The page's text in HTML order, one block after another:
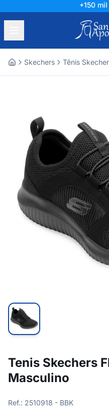
+150
Skechers Tênis
Tenis Skechers
Masculino
Ref.: 2510918 - BBK